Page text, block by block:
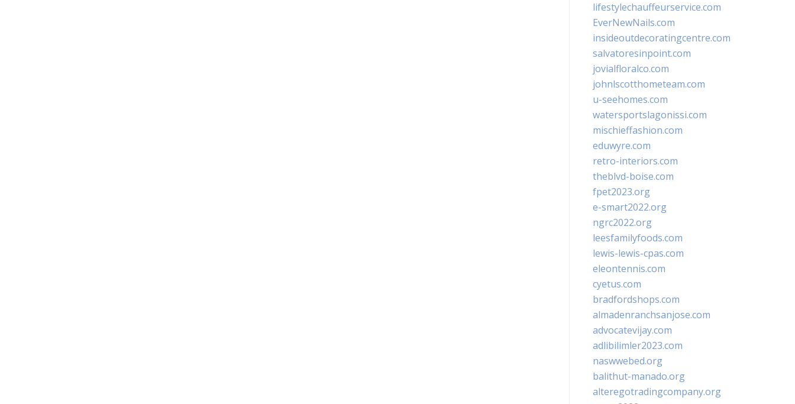
lifestylechauffeurservice.com
EverNewNails.com
insideoutdecoratingcentre.com
salvatoresinpoint.com
jovialfloralco.com
johnlscotthometeam.com
u-seehomes.com
watersportslagonissi.com
mischieffashion.com
eduwyre.com
retro-interiors.com
theblvd-boise.com
fpet2023.org
e-smart2022.org
ngrc2022.org
leesfamilyfoods.com
lewis-lewis-cpas.com
eleontennis.com
cyetus.com
bradfordshops.com
almadenranchsanjose.com
advocatevijay.com
adlibilimler2023.com
naswwebed.org
balithut-manado.org
alteregotradingcompany.org